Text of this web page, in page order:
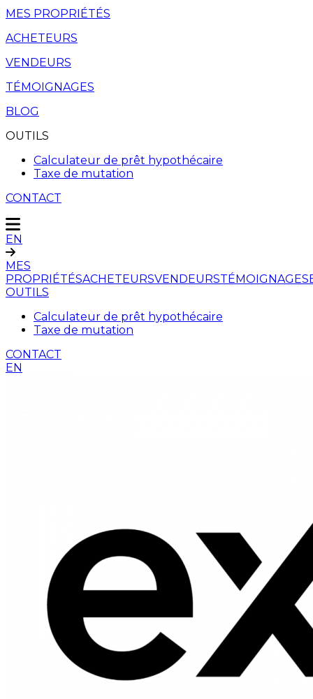
MES PROPRIÉTÉS
ACHETEURS
VENDEURS
TÉMOIGNAGES
BLOG
OUTILS
Calculateur de prêt hypothécaire
Taxe de mutation
CONTACT
EN
MES
PROPRIÉTÉSACHETEURSVENDEURSTÉMOIGNAGES
OUTILS
Calculateur de prêt hypothécaire
Taxe de mutation
CONTACT
EN